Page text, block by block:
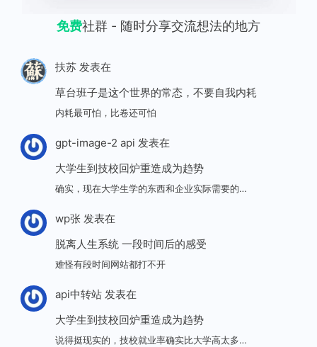
免费社群 - 随时分享交流想法的地方
扶苏发表在
草台班子是这个世界的常态，不要自我内耗
内耗最可怕，比卷还可怕
gpt-image-2 api 发表在
大学生到技校回炉重造成为趋势
确实，现在大学生学的东西和企业实际需要的…
wp张发表在
脱离人生系统 一段时间后的感受
难怪有段时间网站都打不开
api中转站发表在
大学生到技校回炉重造成为趋势
说得挺现实的，技校就业率确实比大学高太多…